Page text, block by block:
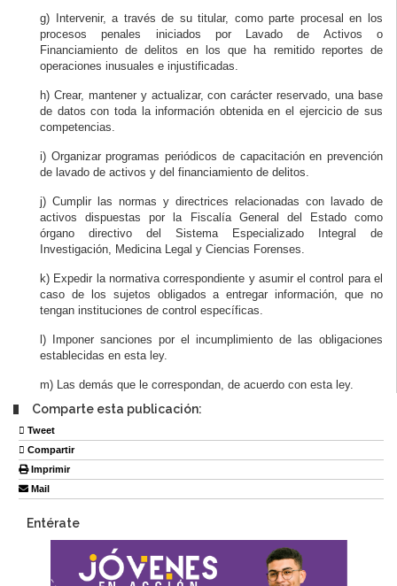
g) Intervenir, a través de su titular, como parte procesal en los
procesos penales iniciados por Lavado de Activos o
Financiamiento de delitos en los que ha remitido reportes de
operaciones inusuales e injustificadas.
h) Crear, mantener y actualizar, con carácter reservado, una base
de datos con toda la información obtenida en el ejercicio de sus
competencias.
i) Organizar programas periódicos de capacitación en prevención
de lavado de activos y del financiamiento de delitos.
j) Cumplir las normas y directrices relacionadas con lavado de
activos dispuestas por la Fiscalía General del Estado como
órgano directivo del Sistema Especializado Integral de
Investigación, Medicina Legal y Ciencias Forenses.
k) Expedir la normativa correspondiente y asumir el control para el
caso de los sujetos obligados a entregar información, que no
tengan instituciones de control específicas.
l) Imponer sanciones por el incumplimiento de las obligaciones
establecidas en esta ley.
m) Las demás que le correspondan, de acuerdo con esta ley.
Comparte esta publicación:
Tweet
Compartir
Imprimir
Mail
Entérate